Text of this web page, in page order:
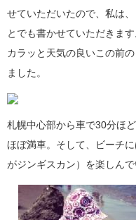
せていただいたので、私は
とでも書かせていただきます
カラッと天気の良いこの前
ました。
札幌中心部から車で30分ほ
ほぼ満車。そして、ビーチ
がジンギスカン）を楽しん